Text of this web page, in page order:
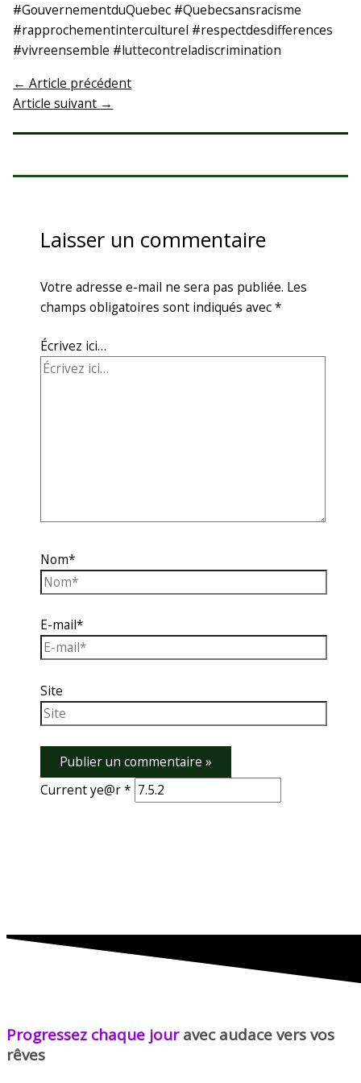
#GouvernementduQuebec #Quebecsansracisme
#rapprochementinterculturel #respectdesdifferences
#vivreensemble #luttecontreladiscrimination
← Article précédent
Article suivant →
Laisser un commentaire
Votre adresse e-mail ne sera pas publiée. Les
champs obligatoires sont indiqués avec*
Écrivez ici…
Nom*
E-mail*
Site
Current ye@r*
Progressez chaque jour avec audace vers vos
rêves